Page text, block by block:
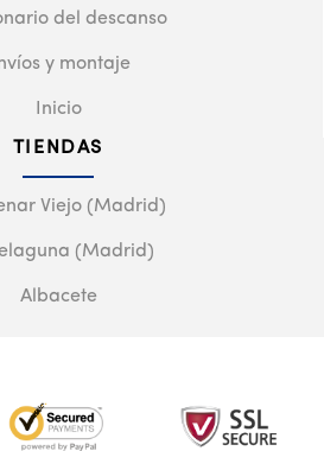
del descanso
y montaje
Inicio
TIENDAS
Viejo (Madrid)
(Madrid)
Albacete